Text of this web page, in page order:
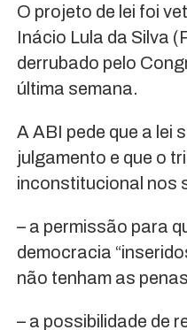
O projeto de lei foi
Inácio Lula da Silva
derrubado pelo
última semana.
A ABI pede que a lei
julgamento e que o
inconstitucional nos
– a permissão para
democracia
não tenham as
– a possibilidade de